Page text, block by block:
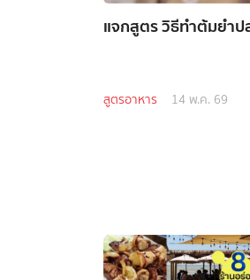
แจกสูตร วิธีทำต้มยำป
สูตรอาหาร 14 พ.ค. 69